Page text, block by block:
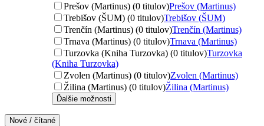
Prešov (Martinus) (0 titulov)Prešov (Martinus)
Trebišov (ŠUM) (0 titulov)Trebišov (ŠUM)
Trenčín (Martinus) (0 titulov)Trenčín (Martinus)
Trnava (Martinus) (0 titulov)Trnava (Martinus)
Turzovka (Kniha Turzovka) (0 titulov)Turzovka
(Kniha Turzovka)
Zvolen (Martinus) (0 titulov)Zvolen (Martinus)
Žilina (Martinus) (0 titulov)Žilina (Martinus)
Ďalšie možnosti
Nové / čítané